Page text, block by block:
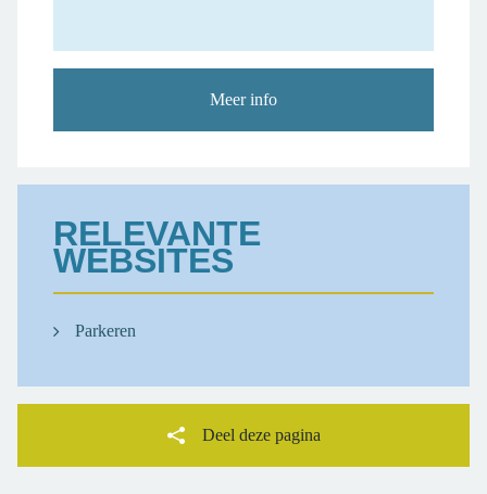
Meer info
RELEVANTE
WEBSITES
Parkeren
Deel deze pagina
FacebookTwitter